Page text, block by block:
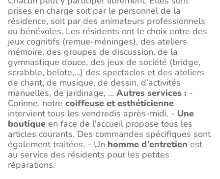
prises en charge soit par le personnel de la
résidence, soit par des animateurs professionnels
ou bénévoles. Les résidents ont le choix entre des
jeux cognitifs (remue-méninges), des ateliers
mémoire, des groupes de discussion, de la
gymnastique douce, des jeux de société (bridge,
scrabble, belote,…) des spectacles et des ateliers
de chant, de musique, de dessin, d’activités
manuelles, de jardinage, … Autres services : -
Corinne, notre coiffeuse et esthéticienne
intervient tous les vendredis après-midi. - Une
boutique en face de l'accueil propose tous les
articles courants. Des commandes spécifiques sont
également traitées. - Un homme d’entretien est
au service des résidents pour les petites
réparations.